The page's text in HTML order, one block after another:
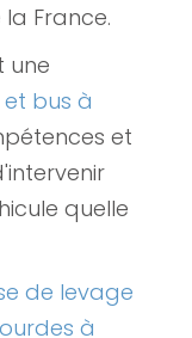
France.
une
et bus à
et
quelle
de levage
à